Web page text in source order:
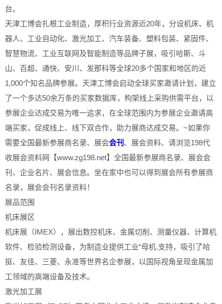
台。
天津工博会扎根工业制造，厚积行业资源近20年，分设机床、机
器人、工业自动化、激光加工、汽车装备、塑料包装、紧固件、
智慧物流、工业互联网及智能制造等品牌子展，吸引哈斯、斗
山、百超、通快、安川、发那科等全球20多个国家和地区的近
1,000个知名品牌参展。天津工博会启动全球买家邀请计划，建立
了一个多达50余万条的买家数据库，构架线上采购供需平台，以
参展企业达成交易为唯一追求，在全球范围内为参展企业邀请高
端买家，促成线上、线下双合作，助力展商达成交易。~如果你
需要全国最新参展商名录、展会会刊 、展会资料、请浏览198代
收展会资料网【www.zg198.net】全国最新参展商名录、展会会
刊、企业名片、展会信息。坐在家中也可以得到展会所有参展商
名录，展会会刊名录资料！
展品范围
机床展区
机床展（IMEX），展出数控机床、金属切削、测量仪器、计算机
软件、检验检测设备，为制造业提供工业“母机.支持，吸引了哈
挺、友佳、三菱、永准等世界名企参展，以国际视角呈现金属加
工领域的高端设备及技术。
激光加工展